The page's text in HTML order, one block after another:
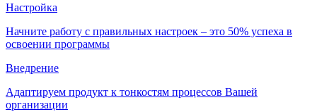
Настройка
Начните работу с правильных настроек – это 50% успеха в
освоении программы
Внедрение
Адаптируем продукт к тонкостям процессов Вашей
организации